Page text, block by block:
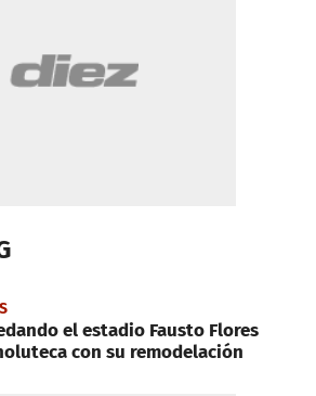
el estadio Fausto Flores
con su remodelación